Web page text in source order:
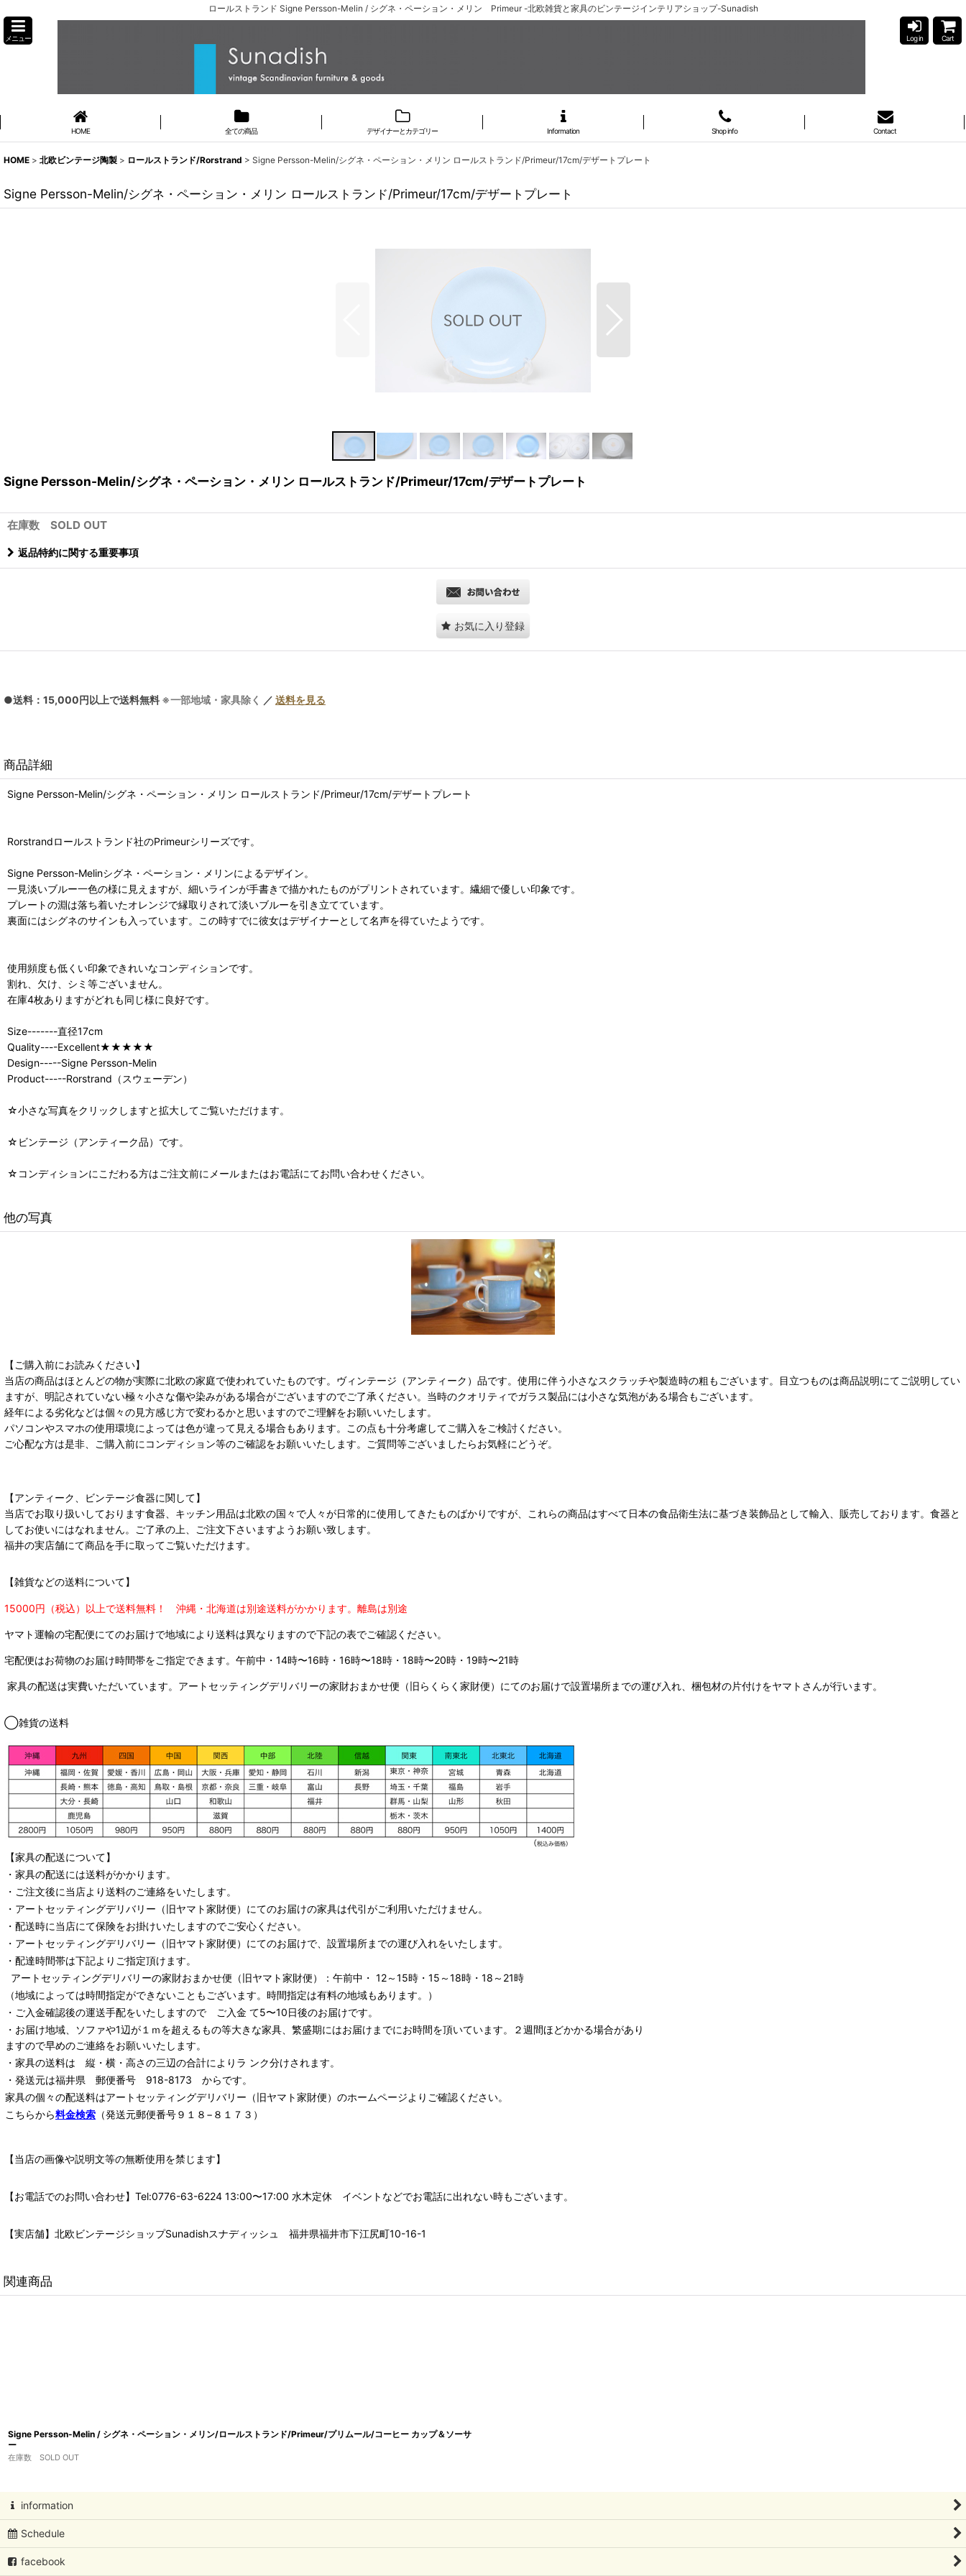
ロールストランド Signe Persson-Melin / シグネ・ペーション・メリン Primeur -北欧雑貨と家具のビンテージインテリアショップ-Sunadish
メニュー Log in Cart
HOME 全ての商品 デザイナーとカテゴリー Information Shop info Contact
HOME > 北欧ビンテージ陶製 > ロールストランド/Rorstrand > Signe Persson-Melin/シグネ・ペーション・メリン ロールストランド/Primeur/17cm/デザートプレート
Signe Persson-Melin/シグネ・ペーション・メリン ロールストランド/Primeur/17cm/デザートプレート
Signe Persson-Melin/シグネ・ペーション・メリン ロールストランド/Primeur/17cm/デザートプレート
在庫数 SOLD OUT
返品特約に関する重要事項
お気に入り登録
●送料：15,000円以上で送料無料 ※一部地域・家具除く ／ 送料を見る
商品詳細
Signe Persson-Melin/シグネ・ペーション・メリン ロールストランド/Primeur/17cm/デザートプレート
Rorstrandロールストランド社のPrimeurシリーズです。
Signe Persson-Melinシグネ・ペーション・メリンによるデザイン。
一見淡いブルー一色の様に見えますが、細いラインが手書きで描かれたものがプリントされています。繊細で優しい印象です。
プレートの淵は落ち着いたオレンジで縁取りされて淡いブルーを引き立てています。
裏面にはシグネのサインも入っています。この時すでに彼女はデザイナーとして名声を得ていたようです。
使用頻度も低くい印象できれいなコンディションです。
割れ、欠け、シミ等ございません。
在庫4枚ありますがどれも同じ様に良好です。
Size-------直径17cm
Quality----Excellent★★★★★
Design-----Signe Persson-Melin
Product-----Rorstrand（スウェーデン）
☆小さな写真をクリックしますと拡大してご覧いただけます。
☆ビンテージ（アンティーク品）です。
☆コンディションにこだわる方はご注文前にメールまたはお電話にてお問い合わせください。
他の写真
【ご購入前にお読みください】
当店の商品はほとんどの物が実際に北欧の家庭で使われていたものです。ヴィンテージ（アンティーク）品です。使用に伴う小さなスクラッチや製造時の粗もございます。目立つものは商品説明にてご説明してい
ますが、明記されていない極々小さな傷や染みがある場合がございますのでご了承ください。当時のクオリティでガラス製品には小さな気泡がある場合もございます。
経年による劣化などは個々の見方感じ方で変わるかと思いますのでご理解をお願いいたします。
パソコンやスマホの使用環境によっては色が違って見える場合もあります。この点も十分考慮してご購入をご検討ください。
ご心配な方は是非、ご購入前にコンディション等のご確認をお願いいたします。ご質問等ございましたらお気軽にどうぞ。
【アンティーク、ビンテージ食器に関して】
当店でお取り扱いしております食器、キッチン用品は北欧の国々で人々が日常的に使用してきたものばかりですが、これらの商品はすべて日本の食品衛生法に基づき装飾品として輸入、販売しております。食器と
してお使いにはなれません。ご了承の上、ご注文下さいますようお願い致します。
福井の実店舗にて商品を手に取ってご覧いただけます。
【雑貨などの送料について】
15000円（税込）以上で送料無料！ 沖縄・北海道は別途送料がかかります。 離島は別途
ヤマト運輸の宅配便にてのお届けで地域により送料は異なりますので下記の表でご確認ください。
宅配便はお荷物のお届け時間帯をご指定できます。 午前中・14時〜16時・16時〜18時・18時〜20時・19時〜21時
家具の配送は実費いただいています。アートセッティングデリバリーの家財おまかせ便（旧らくらく家財便）にてのお届けで設置場所までの運び入れ、梱包材の片付けをヤマトさんが行います。
◯雑貨の送料
【家具の配送について】
・家具の配送には送料がかかります。
・ご注文後に当店より送料のご連絡をいたします。
・ アートセッティングデリバリー （旧ヤマト家財便） にてのお届けの家具は代引がご利用いただけません。
・配送時に当店にて保険をお掛けいたしますのでご安心ください。
・ アートセッティングデリバリー （旧ヤマト家財便） にてのお届けで、設置場所までの運び入れをいたします。
・配達時間帯は下記よりご指定頂けます。
アートセッティングデリバリーの家財おまかせ便 （旧ヤマト家財便）：午前中・ 12～15時・15～18時・18～21時
（地域によっては時間指定ができないこともございます。時間指定は有料の地域もあります。）
・ご入金確認後の運送手配をいたしますので ご入金 て5〜10日後のお届けです。
・お届け地域、ソファや1辺が１ｍを超えるもの等大きな家具、繁盛期にはお届けまでにお時間を頂いています。２週間ほどかかる場合があり
ますので早めのご連絡をお願いいたします。
・家具の送料は 縦・横・高さの三辺の合計によりラ ンク分けされます。
・発送元は福井県 郵便番号 918-8173 からです。
家具の個々の配送料はアートセッティングデリバリー （旧ヤマト家財便） のホームページよりご確認ください。
こちらから料金検索 （発送元郵便番号９１８−８１７３）
【当店の画像や説明文等の無断使用を禁じます】
【お電話でのお問い合わせ】Tel:0776-63-6224 13:00〜17:00 水木定休 イベントなどでお電話に出れない時もございます。
【実店舗】北欧ビンテージショップSunadishスナディッシュ 福井県福井市下江尻町10-16-1
関連商品
Signe Persson-Melin / シグネ・ペーション・メリン/ロールストランド/Primeur/プリムール/コーヒー カップ＆ソーサ
ー
在庫数 SOLD OUT
information
Schedule
facebook